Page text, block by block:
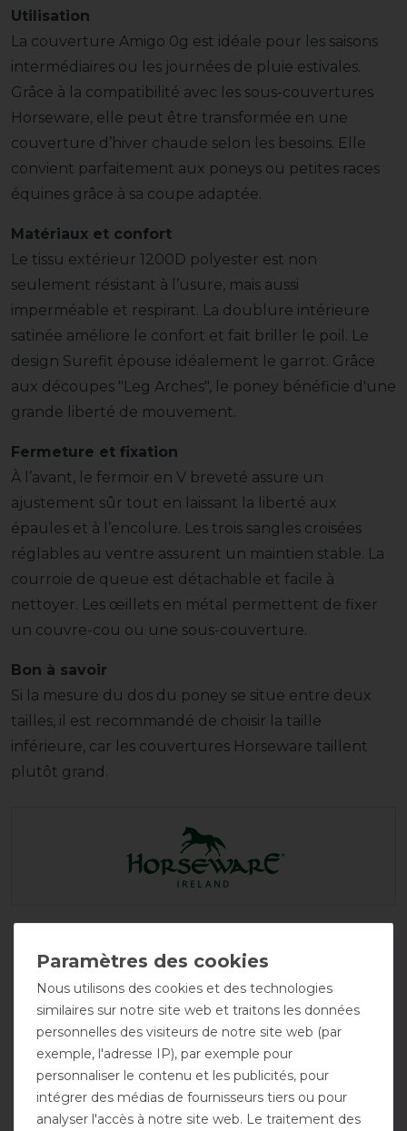
Utilisation
La couverture Amigo 0g est idéale pour les saisons
intermédiaires ou les journées de pluie estivales.
Grâce à la compatibilité avec les sous-couvertures
Horseware, elle peut être transformée en une
couverture d’hiver chaude selon les besoins. Elle
convient parfaitement aux poneys ou petites races
équines grâce à sa coupe adaptée.
Matériaux et confort
Le tissu extérieur 1200D polyester est non
seulement résistant à l’usure, mais aussi
imperméable et respirant. La doublure intérieure
satinée améliore le confort et fait briller le poil. Le
design Surefit épouse idéalement le garrot. Grâce
aux découpes "Leg Arches", le poney bénéficie d'une
grande liberté de mouvement.
Fermeture et fixation
À l’avant, le fermoir en V breveté assure un
ajustement sûr tout en laissant la liberté aux
épaules et à l’encolure. Les trois sangles croisées
réglables au ventre assurent un maintien stable. La
courroie de queue est détachable et facile à
nettoyer. Les œillets en métal permettent de fixer
un couvre-cou ou une sous-couverture.
Bon à savoir
Si la mesure du dos du poney se situe entre deux
tailles, il est recommandé de choisir la taille
inférieure, car les couvertures Horseware taillent
plutôt grand.
couverture
possible
possible
Nous utilisons des cookies et des technologies
similaires sur notre site web et traitons les données
personnelles des visiteurs de notre site web (par
exemple, l'adresse IP), par exemple pour
personnaliser le contenu et les publicités, pour
intégrer des médias de fournisseurs tiers ou pour
analyser l'accès à notre site web. Le traitement des